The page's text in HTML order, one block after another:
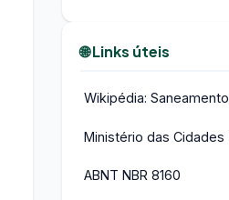
🌐 Links úteis
Wikipédia: Saneamento
Ministério das Cidades
ABNT NBR 8160